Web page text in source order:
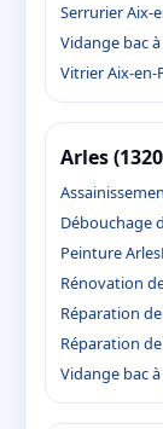
Serrurier Aix-
Vidange bac
Vitrier Aix-en-
Arles
Débouchage
Peinture Arles
Rénovation
Réparation
Réparation
Vidange bac